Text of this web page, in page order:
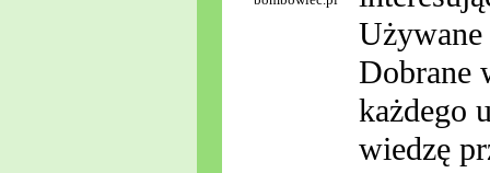
Używane
Dobrane
każdego
wiedzę